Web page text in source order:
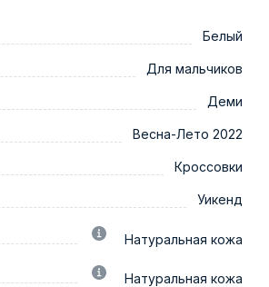
Белый
Для мальчиков
Деми
Весна-Лето 2022
Кроссовки
Уикенд
Натуральная кожа
Натуральная кожа